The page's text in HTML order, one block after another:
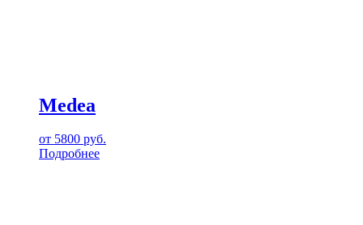
Medea
от 5800 руб.
Подробнее